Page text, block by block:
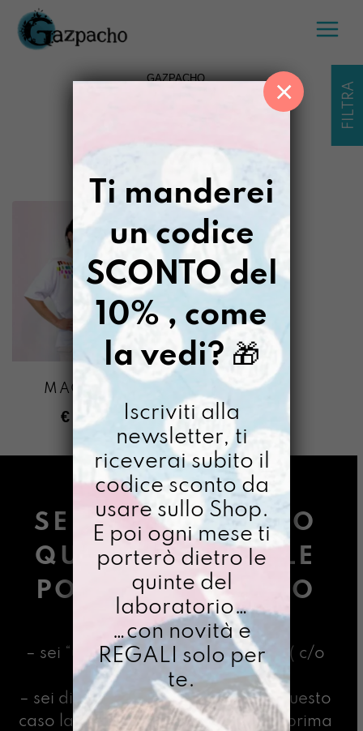
FILTRA
Salta
contenuto
GAZPACHO
MAGLIETTA
€ 45,00
SE STAI LEGGENDO
QUESTE PAROLE LE
POSSIBILITÀ SONO
DUE:
– sei “una ricercatrice Gazpacha” ( c/o
l’Università della Vita)
– sei divorata dall’indecisione (in questo
caso la regola d’oro è scegliere la prima
Ti manderei
un codice
SCONTO del
10% , come
la vedi? 🎁
Iscriviti alla
newsletter, ti
riceverai subito il
codice sconto da
usare sullo Shop.
E poi ogni mese ti
porterò dietro le
quinte del
laboratorio…
…con novità e
REGALI solo per
te.
×